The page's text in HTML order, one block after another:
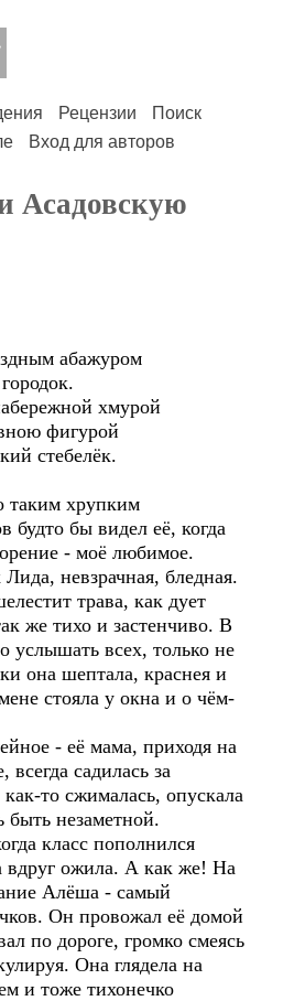
Рецензии
Поиск
Вход для авторов
Асадовскую
абажуром
хмурой
фигурой
стебелёк.
таким хрупким
будто бы видел её, когда
- моё любимое.
невзрачная, бледная.
трава, как дует
же тихо и застенчиво. В
услышать всех, только не
она шептала, краснея и
стояла у окна и о чём-
- её мама, приходя на
всегда садилась за
то сжималась, опускала
быть незаметной.
класс пополнился
вдруг ожила. А как же! На
Алёша - самый
Он провожал её домой
по дороге, громко смеясь
Она глядела на
и тоже тихонечко